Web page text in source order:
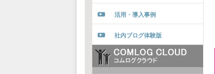
活用・導入事例
社内ブログ体験版